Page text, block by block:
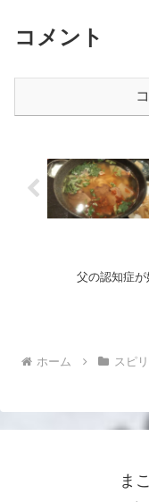
コメント
父の認知症が
ホーム スピ
ま